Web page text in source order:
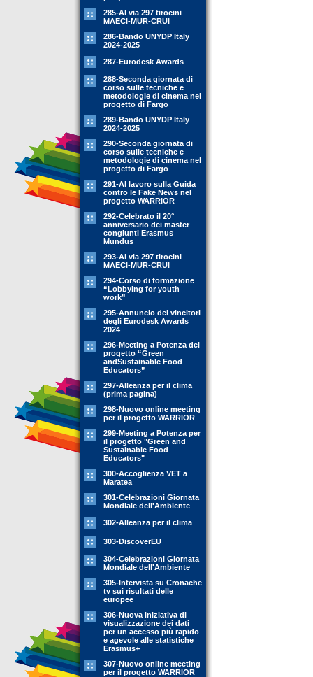
285-Al via 297 tirocini
MAECI-MUR-CRUI
286-Bando UNYDP Italy
2024-2025
287-Eurodesk Awards
288-Seconda giornata di
corso sulle tecniche e
metodologie di cinema nel
progetto di Fargo
289-Bando UNYDP Italy
2024-2025
290-Seconda giornata di
corso sulle tecniche e
metodologie di cinema nel
progetto di Fargo
291-Al lavoro sulla Guida
contro le Fake News nel
progetto WARRIOR
292-Celebrato il 20°
anniversario dei master
congiunti Erasmus
Mundus
293-Al via 297 tirocini
MAECI-MUR-CRUI
294-Corso di formazione
“Lobbying for youth
work”
295-Annuncio dei vincitori
degli Eurodesk Awards
2024
296-Meeting a Potenza del
progetto “Green
andSustainable Food
Educators”
297-Alleanza per il clima
(prima pagina)
298-Nuovo online meeting
per il progetto WARRIOR
299-Meeting a Potenza per
il progetto "Green and
Sustainable Food
Educators"
300-Accoglienza VET a
Maratea
301-Celebrazioni Giornata
Mondiale dell'Ambiente
302-Alleanza per il clima
303-DiscoverEU
304-Celebrazioni Giornata
Mondiale dell'Ambiente
305-Intervista su Cronache
tv sui risultati delle
europee
306-Nuova iniziativa di
visualizzazione dei dati
per un accesso più rapido
e agevole alle statistiche
Erasmus+
307-Nuovo online meeting
per il progetto WARRIOR